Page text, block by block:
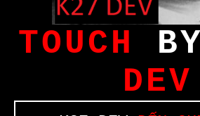
TOUCH
DEV